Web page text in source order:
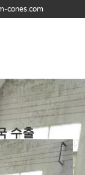
cones.com
수출